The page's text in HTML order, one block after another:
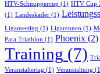
HTV-Schnuppercup (1) HTV Cup
(1) Landeskader (1)
Ligameeting (1) Ligarennen (1)
Para Triathlon (1) Phoenix (2)
Training (7)
Veranstaltertag (1) Veranstaltung